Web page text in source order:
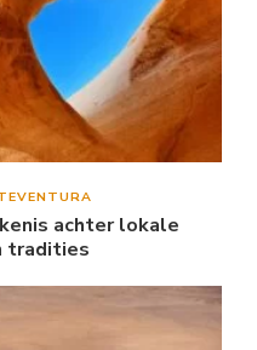
achter lokale
tradities